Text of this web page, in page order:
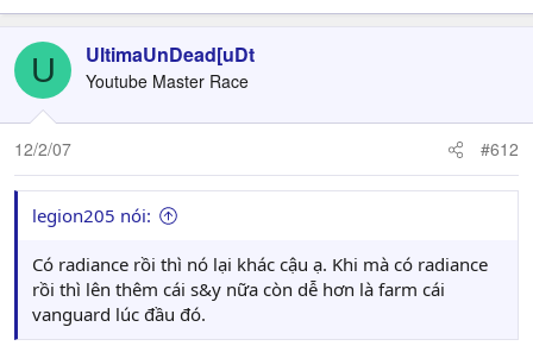
U UltimaUnDead[uDt
Youtube Master Race
12/2/07 #612
legion205 nói:
Có radiance rồi thì nó lại khác cậu ạ. Khi mà có radiance
rồi thì lên thêm cái s&y nữa còn dễ hơn là farm cái
vanguard lúc đầu đó.